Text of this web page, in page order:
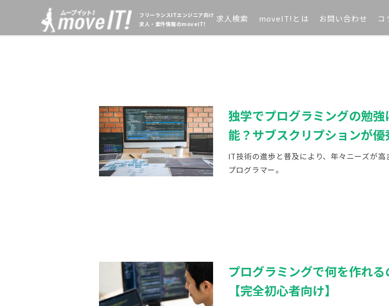
フリーランスITエンジニア向け
求人・案件情報のmoveIT!
求人検索 moveIT!とは お問い合わせ コ
独学でプログラミングの勉強
能？サブスクリプションが優
IT技術の進歩と普及により、年々ニーズが高
プログラマー。
プログラミングで何を作れる
【完全初心者向け】